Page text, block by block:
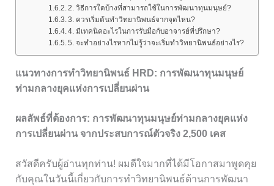
2. วิธีการใดบ้างที่สามารถใช้ในการพัฒนาทุนมนุษย์?
3. ควรเริ่มต้นทำวิทยานิพนธ์จากจุดไหน?
4. มีเทคนิคอะไรในการรับมือกับอาจารย์ที่ปรึกษา?
5. จะทำอย่างไรหากไม่รู้ว่าจะเริ่มทำวิทยานิพนธ์อย่างไร?
แนวทางการทำวิทยานิพนธ์ HRD: การพัฒนาทุนมนุษย์
ท่ามกลางยุคแห่งการเปลี่ยนผ่าน
ผลลัพธ์ที่ต้องการ: การพัฒนาทุนมนุษย์ท่ามกลางยุคแห่ง
การเปลี่ยนผ่าน จากประสบการณ์ตัวจริง 2,500 เคส
สวัสดีครับผู้อ่านทุกท่าน! ผมดีใจมากที่ได้มีโอกาสมาพูดคุย
กับคุณในวันนี้เกี่ยวกับการทำวิทยานิพนธ์ด้านการพัฒนา